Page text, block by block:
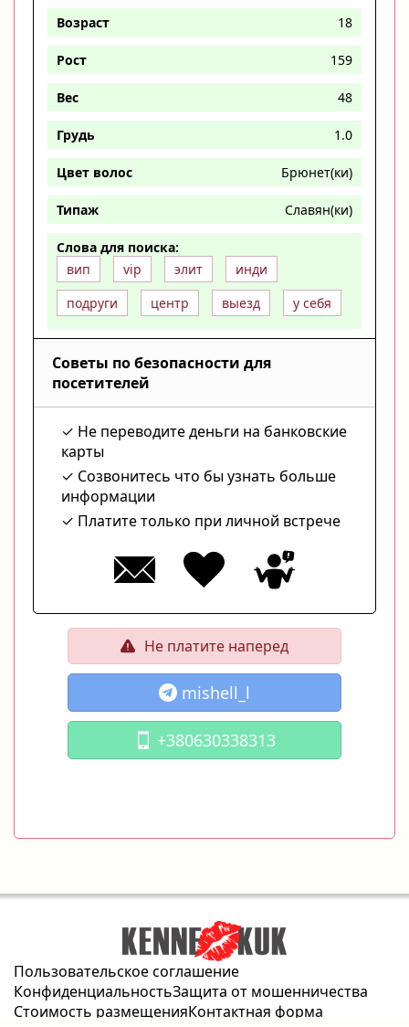
Возраст 18
Рост 159
Вес 48
Грудь 1.0
Цвет волос Брюнет(ки)
Типаж Славян(ки)
Слова для поиска:
вип
vip элит
инди
подруги
центр выезд у себя
Советы по безопасности для
посетителей
Не переводите деньги на банковские
карты
Созвонитесь что бы узнать больше
информации
Платите только при личной встрече
Не платите наперед
mishell_l
+380630338313
Пользовательское соглашение
КонфиденциальностьЗащита от мошенничества
Стоимость размещенияКонтактная форма